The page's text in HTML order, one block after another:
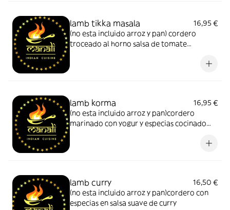
lamb tikka masala
16,95 €
(no esta incluido arroz y pan) cordero
troceado al horno salsa de tomate
lamb korma
16,95 €
(no esta incluido arroz y pan)cordero
marinado con yogur y especias cocinado
lamb curry
16,50 €
(no esta incluido arroz y pan)cordero con
especias en salsa suave de curry